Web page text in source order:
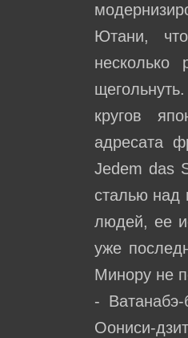
Ютани,
кругов
адресата
Jedem das
сталью над
людей, ее
уже
Минору не
-
Оониси-